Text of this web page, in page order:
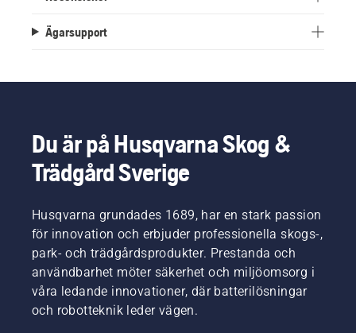
Ägarsupport
Du är på Husqvarna Skog &
Trädgård Sverige
Husqvarna grundades 1689, har en stark passion
för innovation och erbjuder professionella skogs-,
park- och trädgårdsprodukter. Prestanda och
användbarhet möter säkerhet och miljöomsorg i
våra ledande innovationer, där batterilösningar
och robotteknik leder vägen.